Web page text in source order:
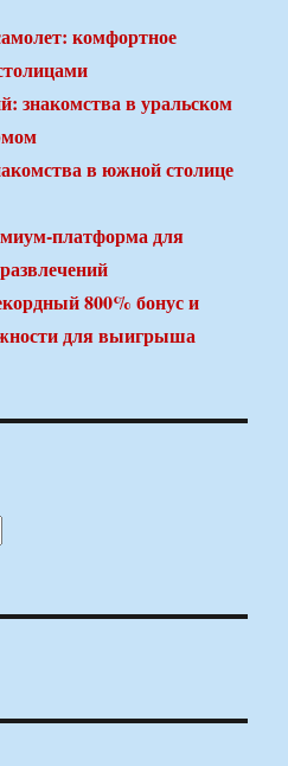
комфортное
знакомства в уральском
в южной столице
платформа для
800% бонус и
для выигрыша